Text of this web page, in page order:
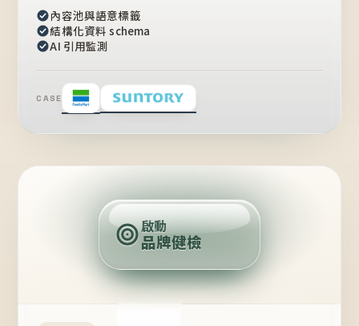
內容池與語意標籤
結構化資料 schema
AI 引用監測
CASE
定
位
點
啟動
品牌健檢